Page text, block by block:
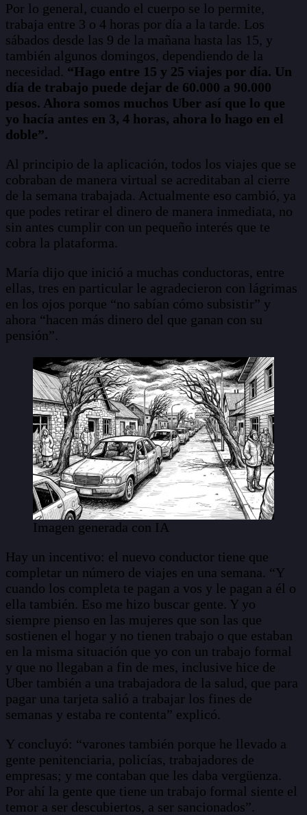
Por lo general, cuando el cuerpo se lo permite,
trabaja entre 3 o 4 horas por día a la tarde. Los
sábados desde las 9 de la mañana hasta las 15, y
también algunos domingos, dependiendo de la
necesidad. “Hago entre 15 y 25 viajes por día. Un
día de trabajo puede dejar de 60.000 a 90.000
pesos. Ahora somos muchos Uber así que lo que
yo hacía antes en 3, 4 horas, ahora lo hago en el
doble”.
Al principio de la aplicación, todos los viajes que se
cobraban de manera virtual se acreditaban al cierre
de la semana trabajada. Actualmente eso cambió, ya
que podes retirar el dinero de manera inmediata, no
sin antes cumplir con un pequeño interés que te
cobra la plataforma.
María dijo que inició a muchas conductoras, entre
ellas, tres en particular le agradecieron con lágrimas
en los ojos porque “no sabían cómo subsistir” y
ahora “hacen más dinero del que ganan con su
pensión”.
Imagen generada con IA
Hay un incentivo: el nuevo conductor tiene que
completar un número de viajes en una semana. “Y
cuando los completa te pagan a vos y le pagan a él o
ella también. Eso me hizo buscar gente. Y yo
siempre pienso en las mujeres que son las que
sostienen el hogar y no tienen trabajo o que estaban
en la misma situación que yo con un trabajo formal
y que no llegaban a fin de mes, inclusive hice de
Uber también a una trabajadora de la salud, que para
pagar una tarjeta salió a trabajar los fines de
semanas y estaba re contenta” explicó.
Y concluyó: “varones también porque he llevado a
gente penitenciaria, policías, trabajadores de
empresas; y me contaban que les daba vergüenza.
Por ahí la gente que tiene un trabajo formal siente el
temor a ser descubiertos, a ser sancionados”.